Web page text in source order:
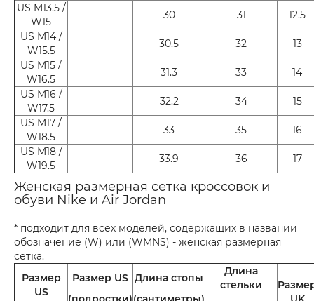
US M13.5 /
W15
30 31
12.5
US M14 /
W15.5
30.5 32
13
US M15 /
W16.5
31.3 33
14
US M16 /
W17.5
32.2 34
15
US M17 /
W18.5
33 35
16
US M18 /
W19.5
33.9 36 17
Женская размерная сетка кроссовок и
обуви Nike и Air Jordan
* подходит для всех моделей, содержащих в названии
обозначение (W) или (WMNS) - женская размерная
сетка.
Размер
US
Размер US Длина стопы
Длина
стельки